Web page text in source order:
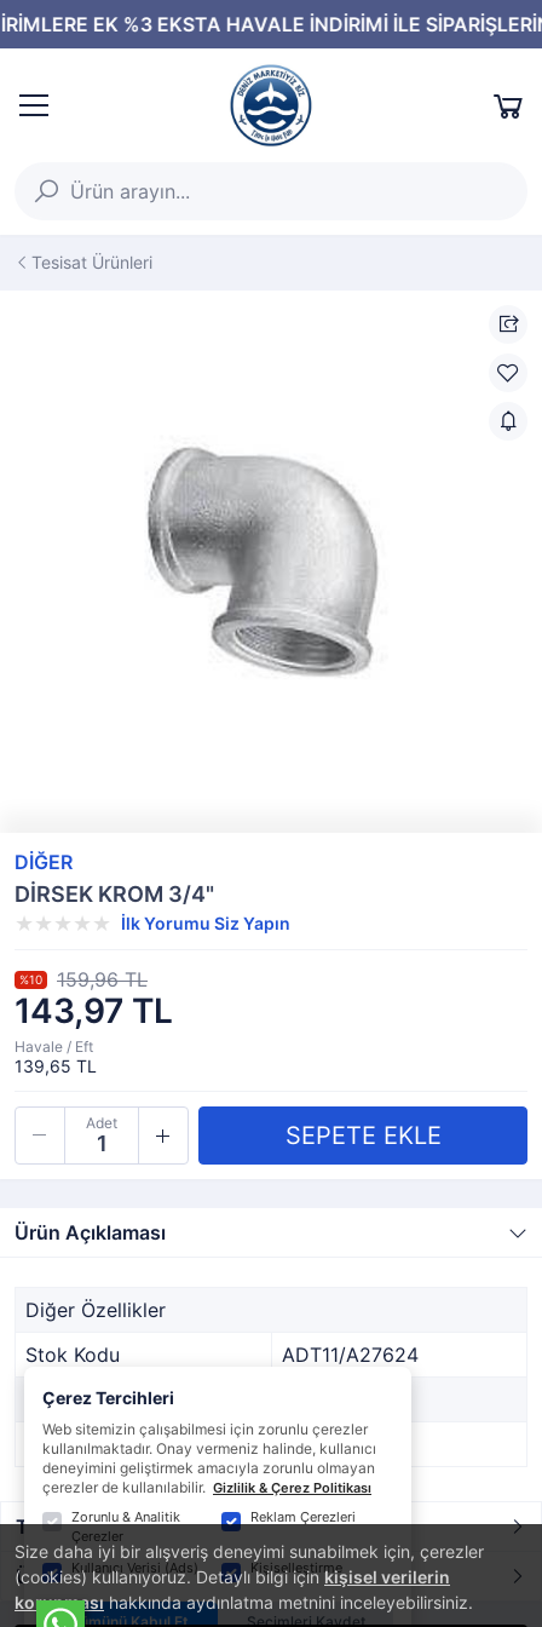
Size daha iyi bir alışveriş deneyimi sunabilmek için, çerezler
(cookies) kullanıyoruz. Detaylı bilgi içinkişisel verilerin
korunmasıhakkında aydınlatma metnini inceleyebilirsiniz.
Tesisat Ürünleri
DİĞER
DİRSEK KROM 3/4"
İlk Yorumu Siz Yapın
143,97 TL
%10 159,96 TL
Havale / Eft
139,65 TL
Adet
Ürün Açıklaması
Diğer Özellikler
Stok Kodu
ADT11/A27624
Marka
Stok Durumu
Var
Taksit / Ödeme Seçenekleri
Ürün Yorumları
Çerez Tercihleri
Web sitemizin çalışabilmesi için zorunlu çerezler
kullanılmaktadır. Onay vermeniz halinde, kullanıcı
deneyimini geliştirmek amacıyla zorunlu olmayan
çerezler de kullanılabilir. Gizlilik & Çerez Politikası
Zorunlu & Analitik
Çerezler
Reklam Çerezleri
Kullanıcı Verisi (Ads) Kişiselleştirme
Tümünü Kabul Et Seçimleri Kaydet